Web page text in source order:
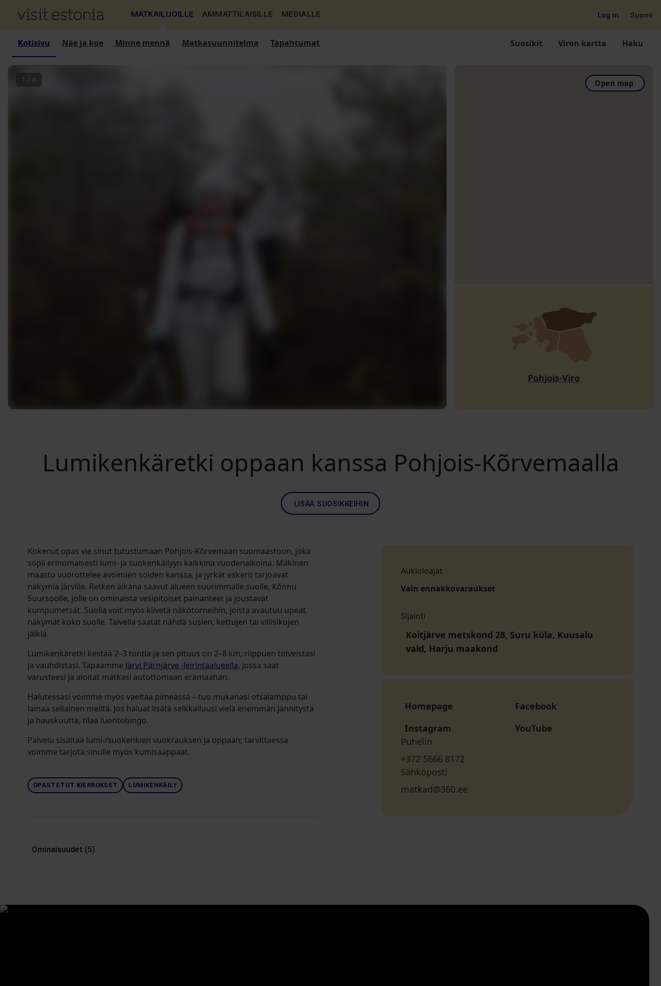
MATKAILIJOILLE AMMATTILAISILLE MEDIALLE Log in Suomi
Kotisivu Näe ja koe Minne mennä Matkasuunnitelma Tapahtumat Suosikit Viron kartta Haku
1 / 8 Open map
Pohjois-Viro
Lumikenkäretki oppaan kanssa Pohjois-Kõrvemaalla
LISÄÄ SUOSIKKEIHIN
Kokenut opas vie sinut tutustumaan Pohjois-Kõrvemaan suomaastoon, joka
sopii erinomaisesti lumi- ja suokenkäilyyn kaikkina vuodenaikoina. Mäkinen
maasto vuorottelee avoimien soiden kanssa, ja jyrkät eskerit tarjoavat
näkymiä järville. Retken aikana saavut alueen suurimmalle suolle, Kõnnu
Suursoolle, jolle on ominaista vesipitoiset painanteet ja joustavat
kumpumetsät. Suolla voit myös kiivetä näkötorneihin, joista avautuu upeat
näkymät koko suolle. Talvella saatat nähdä susien, kettujen tai villisikojen
jälkiä.
Lumikenkäretki kestää 2–3 tuntia ja sen pituus on 2–8 km, riippuen toiveistasi
ja vauhdistasi. Tapaamme Järvi Pärnjärve -leirintäalueella, jossa saat
varusteesi ja aloitat matkasi autottomaan erämaahan.
Halutessasi voimme myös vaeltaa pimeässä – tuo mukanasi otsalamppu tai
lainaa sellainen meiltä. Jos haluat lisätä seikkailuusi vielä enemmän jännitystä
ja hauskuutta, tilaa luontobingo.
Palvelu sisältää lumi-/suokenkien vuokrauksen ja oppaan; tarvittaessa
voimme tarjota sinulle myös kumisaappaat.
OPASTETUT KIERROKSET LUMIKENKÄILY
Ominaisuudet (5)
Aukioloajat
Vain ennakkovaraukset
Sijainti
Koitjärve metskond 28, Suru küla, Kuusalu
vald, Harju maakond
Homepage
Facebook
Instagram
YouTube
Puhelin
+372 5666 8172
Sähköposti
matkad@360.ee